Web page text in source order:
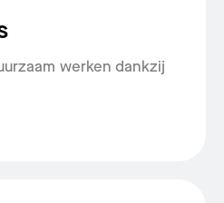
werken dankzij